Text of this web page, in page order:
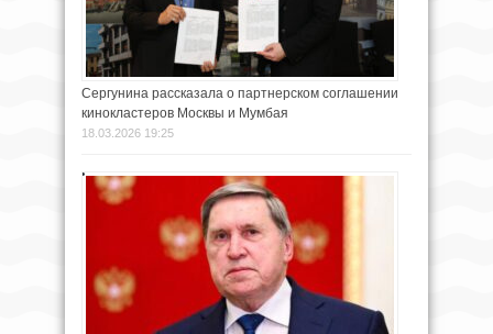
Сергунина рассказала о партнерском соглашении
кинокластеров Москвы и Мумбая
18.03.2026 19:25